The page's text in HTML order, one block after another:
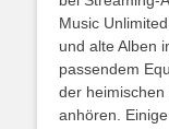
Music
und alte Alben
passendem
der
anhören.